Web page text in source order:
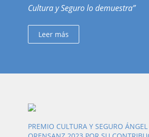
Cultura y Seguro lo demuestra”
Leer más
PREMIO CULTURA Y SEGURO ÁNGEL